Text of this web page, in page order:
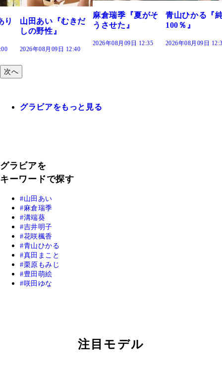
だ
麻倉瑞季『夏がそ
うさせた』
青山ひかる『純度
100％』
2026年08月09日 12:30
2026年08月09日
次へ
グラビアをもっと見る
グラビアを
キーワードで探す
山田あい
麻倉瑞季
溝端葵
吉井明子
花咲楓香
青山ひかる
真田まこと
栗原もみじ
豊田萌絵
咲田ゆな
注目モデル